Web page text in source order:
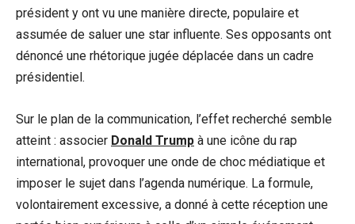
président y ont vu une manière directe, populaire et
assumée de saluer une star influente. Ses opposants ont
dénoncé une rhétorique jugée déplacée dans un cadre
présidentiel.
Sur le plan de la communication, l’effet recherché semble
atteint : associer Donald Trump à une icône du rap
international, provoquer une onde de choc médiatique et
imposer le sujet dans l’agenda numérique. La formule,
volontairement excessive, a donné à cette réception une